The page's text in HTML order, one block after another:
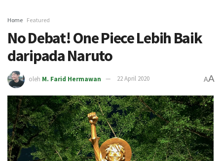
Home Featured
No Debat! One Piece Lebih Baik
daripada Naruto
oleh M. Farid Hermawan 22 April 2020 AA